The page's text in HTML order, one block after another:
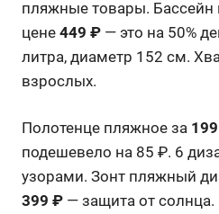
пляжные товары. Бассейн
цене 449 ₽ — это на 50%
литра, диаметр 152 см.
взрослых.
Полотенце пляжное за
подешевело на 85 ₽. 6
узорами. Зонт пляжный
399 ₽ — защита от солнца.